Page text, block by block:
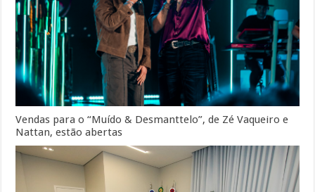
Vendas para o “Muído & Desmanttelo”, de Zé Vaqueiro e
Nattan, estão abertas